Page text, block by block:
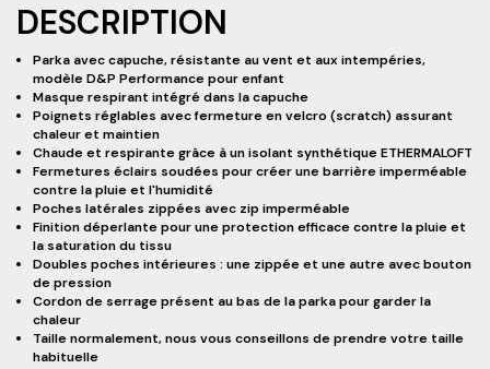
DESCRIPTION
Parka avec capuche, résistante au vent et aux intempéries,
modèle D&P Performancepour enfant
Masque respirant intégré dans la capuche
Poignets réglables avec fermeture en velcro (scratch) assurant
chaleur et maintien
Chaude et respirante grâce à un isolant synthétique ETHERMALOFT
Fermetures éclairs soudées pour créer une barrière imperméable
contre la pluie et l'humidité
Poches latérales zippées avec zip imperméable
Finition déperlante pour une protection efficace contre la pluie et
la saturation du tissu
Doubles poches intérieures : une zippée et une autre avec bouton
de pression
Cordon de serrage présent au bas de la parka pour garder la
chaleur
Taille normalement, nous vous conseillons de prendre votre taille
habituelle